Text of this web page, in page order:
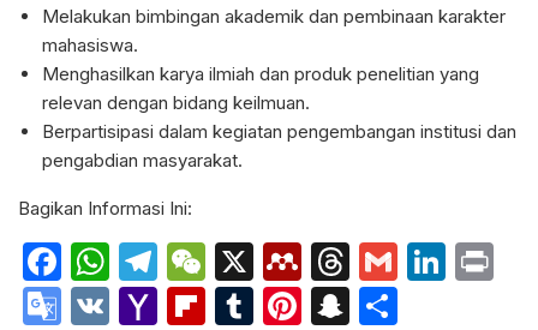
Melakukan bimbingan akademik dan pembinaan karakter
mahasiswa.
Menghasilkan karya ilmiah dan produk penelitian yang
relevan dengan bidang keilmuan.
Berpartisipasi dalam kegiatan pengembangan institusi dan
pengabdian masyarakat.
Bagikan Informasi Ini:
Facebook
WhatsApp
Telegram
WeChat
X Mendeley
Threads
Gmail
Google
VK Yahoo
Flipboard
Tumblr
Pinterest
Snapchat